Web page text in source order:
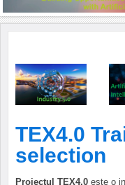
TEX4.0
selection
Proiectul TEX4.0 este o